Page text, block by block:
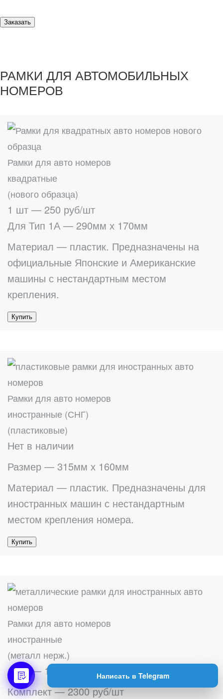
Написать в Telegram
Заказать
РАМКИ ДЛЯ АВТОМОБИЛЬНЫХ
НОМЕРОВ
Рамки для авто номеров
квадратные
(нового образца)
1 шт — 250 руб/шт
Для Тип 1А — 290мм х 170мм
Материал — пластик. Предназначены на
официальные Японские и Американские
машины с нестандартным местом
крепления.
Купить
Рамки для авто номеров
иностранные (СНГ)
(пластиковые)
Нет в наличии
Размер — 315мм х 160мм
Материал — пластик. Предназначены для
иностранных машин с нестандартным
местом крепления номера.
Купить
Рамки для авто номеров
иностранные
(металл нерж.)
1 шт — 1200 руб/шт
Комплект — 2300 руб/шт